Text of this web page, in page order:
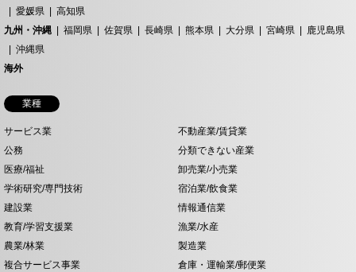
愛媛県
高知県
九州・沖縄
福岡県 佐賀県 長崎県 熊本県 大分県 宮崎県
鹿児島県
沖縄県
海外
業種
サービス業
不動産業/賃貸業
公務
分類できない産業
医療/福祉
卸売業/小売業
学術研究/専門技術
宿泊業/飲食業
建設業
情報通信業
教育/学習支援業
漁業/水産
農業/林業
製造業
複合サービス事業
倉庫・運輸業/郵便業